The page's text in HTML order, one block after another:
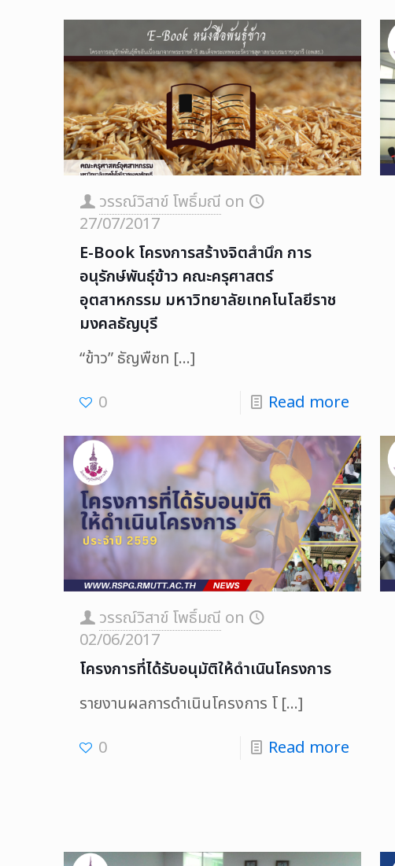
วรรณ์วิสาข์ โพธิ์มณี on
27/07/2017
E-Book โครงการสร้างจิตสำนึก การ
อนุรักษ์พันธุ์ข้าว คณะครุศาสตร์
อุตสาหกรรม มหาวิทยาลัยเทคโนโลยีราช
มงคลธัญบุรี
“ข้าว” ธัญพืชท […]
0
Read more
วรรณ์วิสาข์ โพธิ์มณี on
02/06/2017
โครงการที่ได้รับอนุมัติให้ดำเนินโครงการ
รายงานผลการดำเนินโครงการ โ[…]
0
Read more